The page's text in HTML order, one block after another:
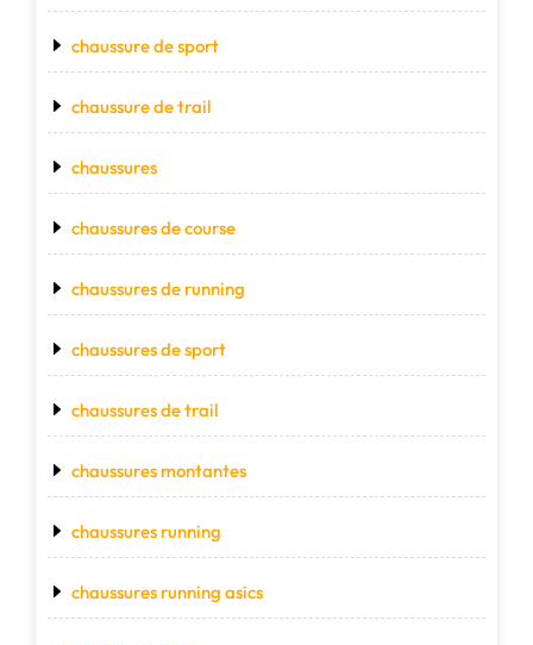
chaussure de sport
chaussure de trail
chaussures
chaussures de course
chaussures de running
chaussures de sport
chaussures de trail
chaussures montantes
chaussures running
chaussures running asics